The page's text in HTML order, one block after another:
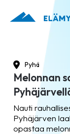
Pyhä
Melonnan
Nauti
Pyhäjärven
opastaa